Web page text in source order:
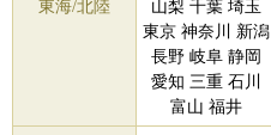
東海/北陸
山梨 千葉 埼玉
東京 神奈川 新潟
長野 岐阜 静岡
愛知 三重 石川
富山 福井